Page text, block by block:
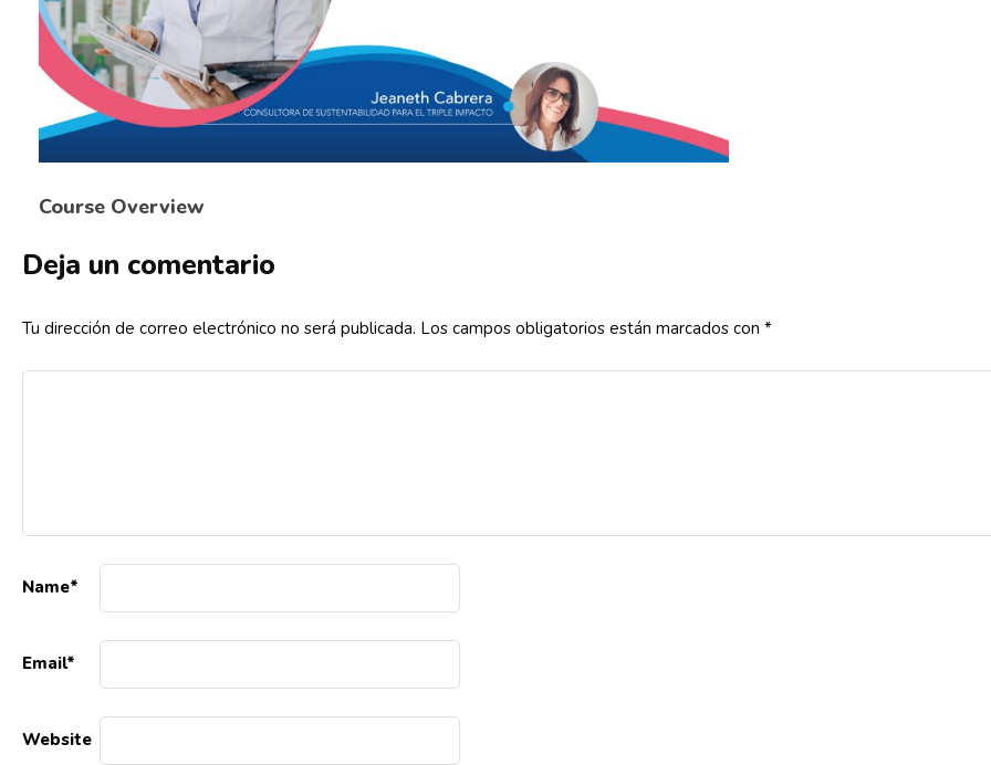
Course Overview
Deja un comentario
Tu dirección de correo electrónico no será publicada. Los campos obligatorios están marcados con *
Name*
Email*
Website